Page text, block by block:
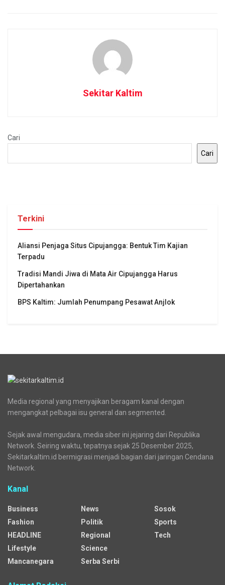
Sekitar Kaltim
Cari
Cari
Terkini
Aliansi Penjaga Situs Cipujangga: Bentuk Tim Kajian
Terpadu
Tradisi Mandi Jiwa di Mata Air Cipujangga Harus
Dipertahankan
BPS Kaltim: Jumlah Penumpang Pesawat Anjlok
Media regional yang menyajikan beragam kanal dengan
mengangkat pelbagai isu general dan segmented.
Sejak awal mengudara, media siber ini jejaring dari Republika
Network. Seiring waktu, tepatnya sejak 25 Desember 2025,
Sekitarkaltim.id bermigrasi menjadi bagian dari jaringan Cendana
Network.
Kanal
Business
Fashion
HEADLINE
Lifestyle
Mancanegara
News
Politik
Regional
Science
Serba Serbi
Sosok
Sports
Tech